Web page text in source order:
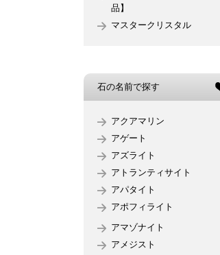
品】
マスタークリスタル
石の名前で探す
アクアマリン
アゲート
アズライト
アトランティサイト
アパタイト
アポフィライト
アマゾナイト
アメジスト